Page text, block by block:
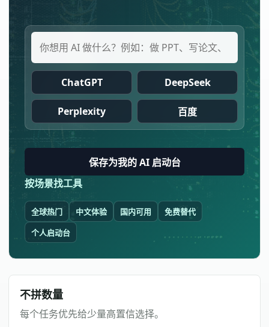
ChatGPT DeepSeek
Perplexity 百度
保存为我的 AI 启动台
按场景找工具
全球热门 中文体验 国内可用
免费替代
个人启动台
不拼数量
每个任务优先给少量高置信选择。